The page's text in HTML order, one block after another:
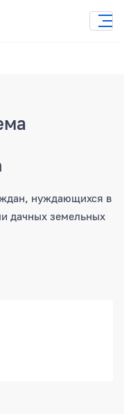
нуждающихся в
дачных земельных